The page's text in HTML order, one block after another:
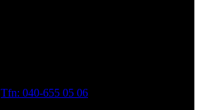
Tfn: 040-655 05 06